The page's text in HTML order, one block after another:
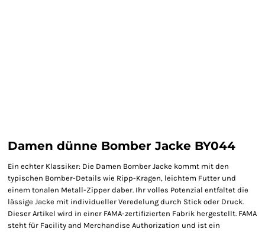
Damen dünne Bomber Jacke BY044
Ein echter Klassiker: Die Damen Bomber Jacke kommt mit den
typischen Bomber-Details wie Ripp-Kragen, leichtem Futter und
einem tonalen Metall-Zipper daber. Ihr volles Potenzial entfaltet die
lässige Jacke mit individueller Veredelung durch Stick oder Druck.
Dieser Artikel wird in einer FAMA-zertifizierten Fabrik hergestellt. FAMA
steht für Facility and Merchandise Authorization und ist ein